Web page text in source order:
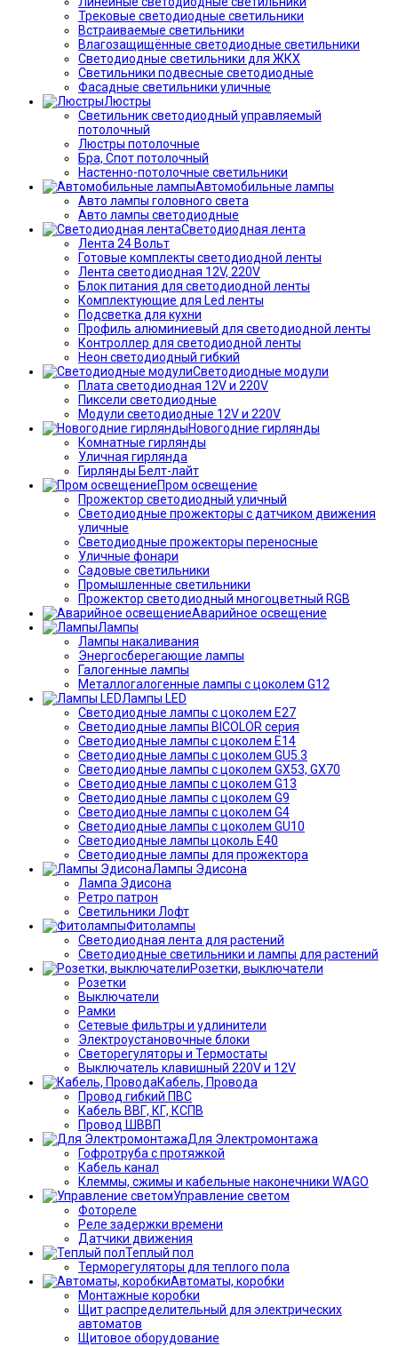
Трековые светодиодные светильники
Встраиваемые светильники
Влагозащищённые светодиодные светильники
Светодиодные светильники для ЖКХ
Светильники подвесные светодиодные
Фасадные светильники уличные
Люстры
Светильник светодиодный управляемый
потолочный
Люстры потолочные
Бра, Спот потолочный
Настенно-потолочные светильники
Автомобильные лампы
Авто лампы головного света
Авто лампы светодиодные
Светодиодная лента
Лента 24 Вольт
Готовые комплекты светодиодной ленты
Лента светодиодная 12V, 220V
Блок питания для светодиодной ленты
Комплектующие для Led ленты
Подсветка для кухни
Профиль алюминиевый для светодиодной ленты
Контроллер для светодиодной ленты
Неон светодиодный гибкий
Светодиодные модули
Плата светодиодная 12V и 220V
Пиксели светодиодные
Модули светодиодные 12V и 220V
Новогодние гирлянды
Комнатные гирлянды
Уличная гирлянда
Гирлянды Белт-лайт
Пром освещение
Прожектор светодиодный уличный
Светодиодные прожекторы с датчиком движения
уличные
Светодиодные прожекторы переносные
Уличные фонари
Садовые светильники
Промышленные светильники
Прожектор светодиодный многоцветный RGB
Аварийное освещение
Лампы
Лампы накаливания
Энергосберегающие лампы
Галогенные лампы
Металлогалогенные лампы с цоколем G12
Лампы LED
Светодиодные лампы с цоколем E27
Светодиодные лампы BICOLOR серия
Светодиодные лампы с цоколем E14
Светодиодные лампы с цоколем GU5.3
Светодиодные лампы с цоколем GX53, GX70
Светодиодные лампы с цоколем G13
Светодиодные лампы с цоколем G9
Светодиодные лампы с цоколем G4
Светодиодные лампы с цоколем GU10
Светодиодные лампы цоколь Е40
Светодиодные лампы для прожектора
Лампы Эдисона
Лампа Эдисона
Ретро патрон
Светильники Лофт
Фитолампы
Светодиодная лента для растений
Светодиодные светильники и лампы для растений
Розетки, выключатели
Розетки
Выключатели
Рамки
Сетевые фильтры и удлинители
Электроустановочные блоки
Светорегуляторы и Термостаты
Выключатель клавишный 220V и 12V
Кабель, Провода
Провод гибкий ПВС
Кабель ВВГ, КГ, КСПВ
Провод ШВВП
Для Электромонтажа
Гофротруба с протяжкой
Кабель канал
Клеммы, сжимы и кабельные наконечники WAGO
Управление светом
Фотореле
Реле задержки времени
Датчики движения
Теплый пол
Терморегуляторы для теплого пола
Автоматы, коробки
Монтажные коробки
Щит распределительный для электрических
автоматов
Щитовое оборудование